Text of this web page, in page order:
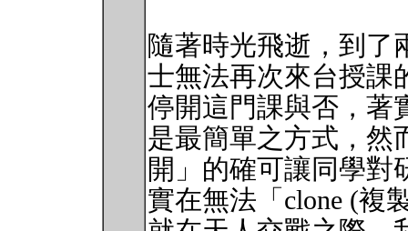
隨著時光飛逝，到了
士無法再次來台授課
停開這門課與否，著
是最簡單之方式，然
開」的確可讓同學對
實在無法「clone (複